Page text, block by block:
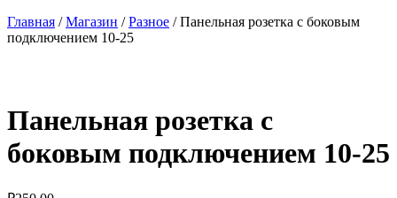
Главная /Магазин /Разное / Панельная розетка с боковым
подключением 10-25
Панельная розетка с
боковым подключением 10-25